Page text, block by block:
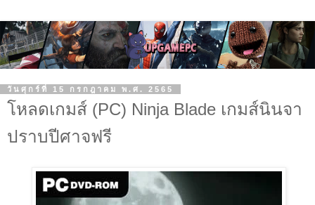
วันศุกร์ที่ 15 กรกฎาคม พ.ศ. 2565
โหลดเกมส์ (PC) Ninja Blade เกมส์นินจา
ปราบปีศาจฟรี